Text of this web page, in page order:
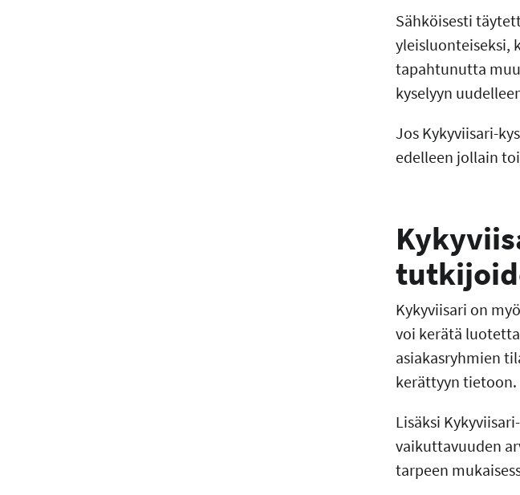
Sähköisesti
yleisluonteiseksi,
tapahtunutta
kyselyyn
Jos Kykyviisari-
edelleen jollain
Kykyviisari on
voi kerätä
asiakasryhmien
kerättyyn tietoon.
Lisäksi
vaikuttavuuden
tarpeen